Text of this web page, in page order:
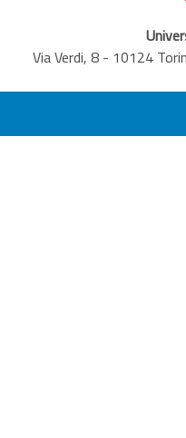
Via Verdi, 8 - 10124